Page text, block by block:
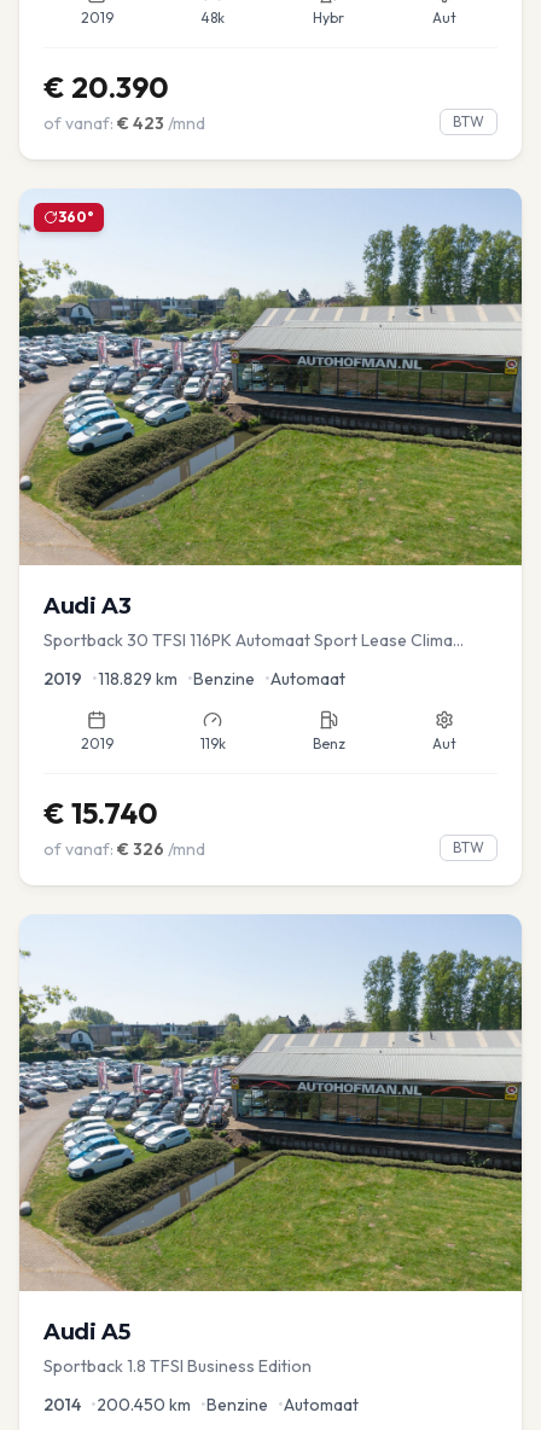
2019 48k Hybr Aut
€ 20.390
of vanaf: € 423 /mnd BTW
360°
Audi A3
Sportback 30 TFSI 116PK Automaat Sport Lease Clima
2019 •118.829 km •Benzine •Automaat
2019 119k Benz Aut
€ 15.740
of vanaf: € 326 /mnd BTW
Audi A5
Sportback 1.8 TFSI Business Edition
2014 •200.450 km •Benzine •Automaat